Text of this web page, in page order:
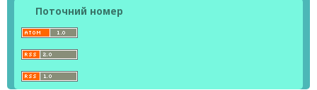
Поточний номер